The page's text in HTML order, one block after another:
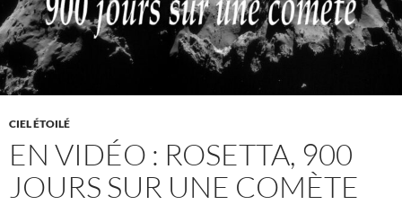
CIEL ÉTOILÉ
EN VIDÉO : ROSETTA, 900
JOURS SUR UNE COMÈTE